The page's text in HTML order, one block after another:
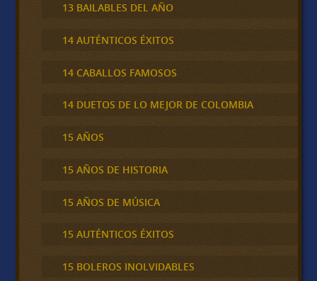
13 BAILABLES DEL AÑO
14 AUTÉNTICOS ÉXITOS
14 CABALLOS FAMOSOS
14 DUETOS DE LO MEJOR DE COLOMBIA
15 AÑOS
15 AÑOS DE HISTORIA
15 AÑOS DE MÚSICA
15 AUTÉNTICOS ÉXITOS
15 BOLEROS INOLVIDABLES